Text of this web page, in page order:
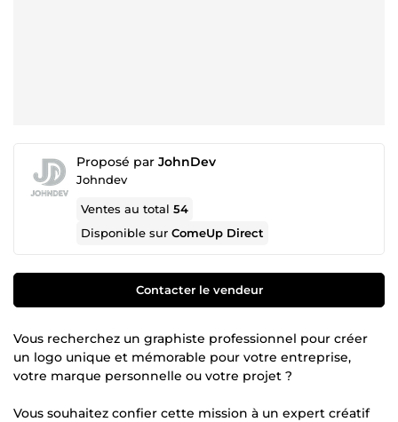
Proposé par JohnDev
Johndev
Ventes au total54
Disponible surComeUp Direct
Contacter le vendeur
Vous recherchez un graphiste professionnel pour créer
un logo unique et mémorable pour votre entreprise,
votre marque personnelle ou votre projet ?
Vous souhaitez confier cette mission à un expert créatif